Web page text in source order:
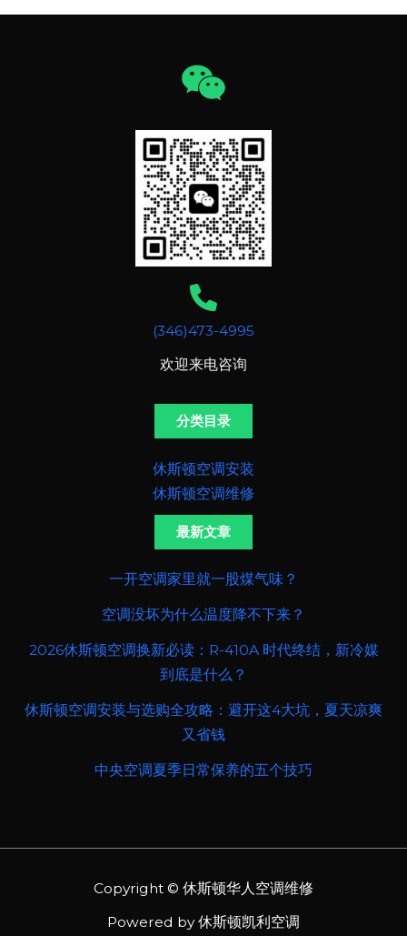
(346)473-4995
欢迎来电咨询
分类目录
休斯顿空调安装
休斯顿空调维修
最新文章
一开空调家里就一股煤气味？
空调没坏为什么温度降不下来？
2026休斯顿空调换新必读：R-410A 时代终结，新冷媒
到底是什么？
休斯顿空调安装与选购全攻略：避开这4大坑，夏天凉爽
又省钱
中央空调夏季日常保养的五个技巧
Copyright © 休斯顿华人空调维修
Powered by 休斯顿凯利空调